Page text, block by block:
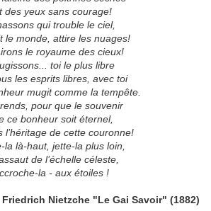
des yeux sans courage!
qui trouble le ciel,
le monde, attire les nuages!
le royaume des cieux!
toi le plus libre
les esprits libres, avec toi
mugit comme la tempête.
pour que le souvenir
ce bonheur soit éternel,
l’héritage de cette couronne!
la là-haut, jette-la plus loin,
de l’échelle céleste,
la - aux étoiles !
Friedrich Nietzche "Le Gai Savoir" (1882)